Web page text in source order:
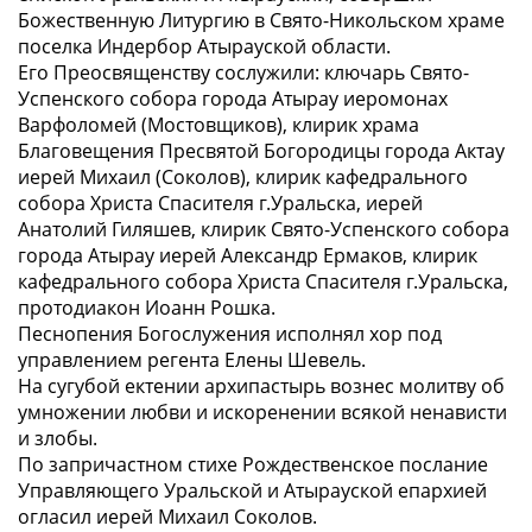
Божественную Литургию в Свято-Никольском храме
поселка Индербор Атырауской области.
Его Преосвященству сослужили: ключарь Свято-
Успенского собора города Атырау иеромонах
Варфоломей (Мостовщиков), клирик храма
Благовещения Пресвятой Богородицы города Актау
иерей Михаил (Соколов), клирик кафедрального
собора Христа Спасителя г.Уральска, иерей
Анатолий Гиляшев, клирик Свято-Успенского собора
города Атырау иерей Александр Ермаков, клирик
кафедрального собора Христа Спасителя г.Уральска,
протодиакон Иоанн Рошка.
Песнопения Богослужения исполнял хор под
управлением регента Елены Шевель.
На сугубой ектении архипастырь вознес молитву об
умножении любви и искоренении всякой ненависти
и злобы.
По запричастном стихе Рождественское послание
Управляющего Уральской и Атырауской епархией
огласил иерей Михаил Соколов.